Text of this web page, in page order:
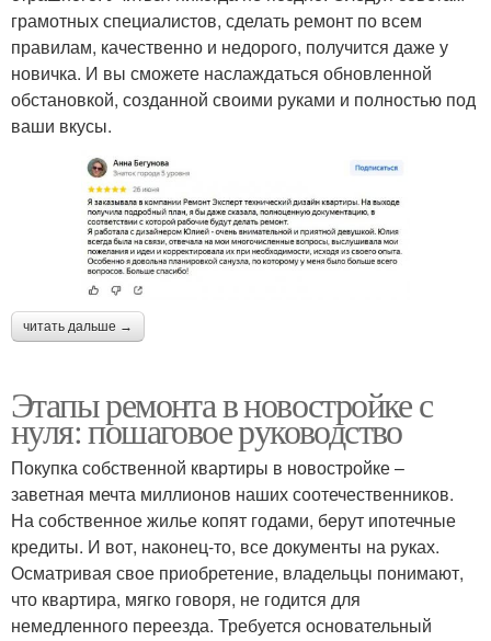
грамотных специалистов, сделать ремонт по всем
правилам, качественно и недорого, получится даже у
новичка. И вы сможете наслаждаться обновленной
обстановкой, созданной своими руками и полностью под
ваши вкусы.
читать дальше →
Этапы ремонта в новостройке с
нуля: пошаговое руководство
Покупка собственной квартиры в новостройке –
заветная мечта миллионов наших соотечественников.
На собственное жилье копят годами, берут ипотечные
кредиты. И вот, наконец-то, все документы на руках.
Осматривая свое приобретение, владельцы понимают,
что квартира, мягко говоря, не годится для
немедленного переезда. Требуется основательный